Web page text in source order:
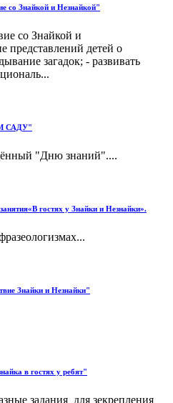
со Знайкой и Незнайкой"
со Знайкой и
представлений детей о
загадок; - развивать
САДУ"
"Дню знаний"....
гостях у Знайки и Незнайки».
Знайки и Незнайки"
в гостях у ребят"
задания для зекрепления